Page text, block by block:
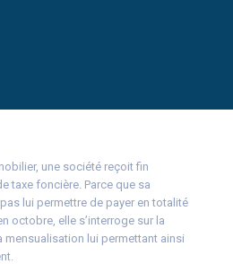
une société reçoit fin
taxe foncière. Parce que sa
lui permettre de payer en totalité
octobre, elle s’interroge sur la
mensualisation lui permettant ainsi